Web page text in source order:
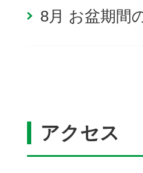
8月 お盆期間
アクセス